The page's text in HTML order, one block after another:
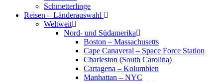
Schmetterlinge
Reisen – Länderauswahl
Weltweit
Nord- und Südamerika
Boston – Massachusetts
Cape Canaveral – Space Force Station
Charleston (South Carolina)
Cartagena – Kolumbien
Manhattan – NYC